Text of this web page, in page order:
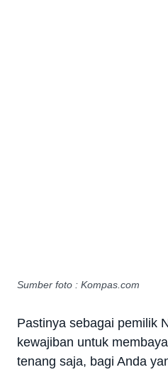
Sumber foto : Kompas.com
Pastinya sebagai pemilik
kewajiban untuk
tenang saja, bagi Anda